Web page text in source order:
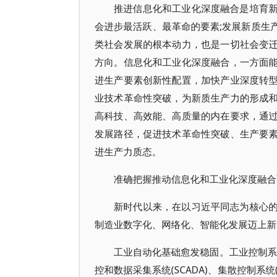
推进信息化和工业化深度融合是培育
会进步最活跃、最革命的要素;发展新质生
类社会发展的根本动力，也是一切社会变
方向。信息化和工业化深度融合，一方面
进生产要素创新性配置，加快产业深度转
业技术革命性突破，为新质生产力的形成
高科技、高效能、高质量的内在要求，通
发展路径，促进技术革命性突破、生产要
进生产力质态。
准确把握推动信息化和工业化深度融
新时代以来，在以习近平同志为核心
制造业数字化、网络化、智能化发展迈上
工业自动化基础愈发稳固。工业控制
控和数据采集系统(SCADA)、集散控制系